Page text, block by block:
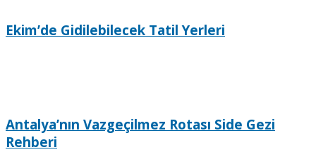
Ekim’de Gidilebilecek Tatil Yerleri
Antalya’nın Vazgeçilmez Rotası Side Gezi
Rehberi